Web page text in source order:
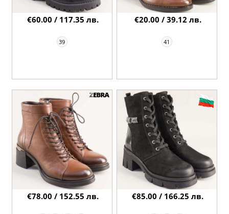
39
€60.00 / 117.35 лв.
41
€20.00 / 39.12 лв.
€78.00 / 152.55 лв. €85.00 / 166.25 лв.